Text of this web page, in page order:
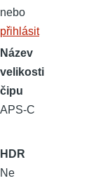
nebo
přihlásit
Název
velikosti
čipu
APS-C
HDR
Ne